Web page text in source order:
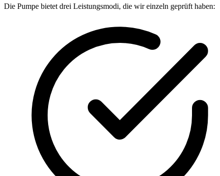
Die Pumpe bietet drei Leistungsmodi, die wir einzeln geprüft haben: